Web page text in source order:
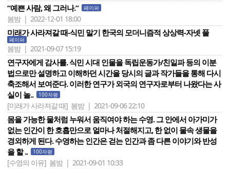
“예쁜 사람, 왜 그러나.” 페이퍼
봄밤 | 2022-12-01 18:00
미래가 사라져갈 때-식민 말기 한국의 모더니즘적 상상력-자넷 풀
페이퍼
봄밤 | 2021-09-07 15:19
연구자에게 감사를. 식민 시대 인물을 독립운동가/친일파 등의 이분
법으로만 설명하고 이해하던 시간을 당시의 글과 작가들을 통해 다시
축조해서 보여준다. 이러한 연구가 외국의 연구자로부터 나왔다는 사
실이 놀..
100자평
[미래가 사라져갈 때] 봄밤 | 2021-09-06 22:10
몸을 가능한 물처럼 누워서 움직여야 하는 수영. 그 안에서 아가미가
없는 인간이 한 호흡만으로 얼마나 처절해지고, 한 없이 물속 생물을
경외하게 된다. 수영하는 인간은 걷는 인간과 좀 다른 이야기와 반성
을 할 ..
100자평
[수영의 이유] 봄밤 | 2021-09-01 10:33